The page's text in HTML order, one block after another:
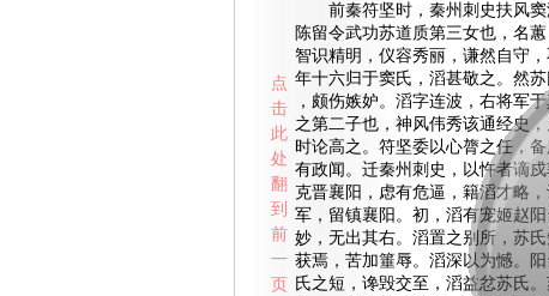
前秦符坚时，秦州刺史扶风窦
陈留令武功苏道质第三女也，名蕙
智识精明，仪容秀丽，谦然自守
年十六归于窦氏，滔甚敬之。然
，颇伤嫉妒。滔字连波，右将军
之第二子也，神风伟秀该通经史，
时论高之。符坚委以心膂之任，
有政闻。迁秦州刺史，以忤者谪
克晋襄阳，虑有危逼，籍滔才略
军，留镇襄阳。初，滔有宠姬赵
妙，无出其右。滔置之别所，苏
获焉，苦加箠辱。滔深以为憾。
氏之短，谗毁交至，滔益忿苏氏
点
击
此
处
翻
到
前
一
页